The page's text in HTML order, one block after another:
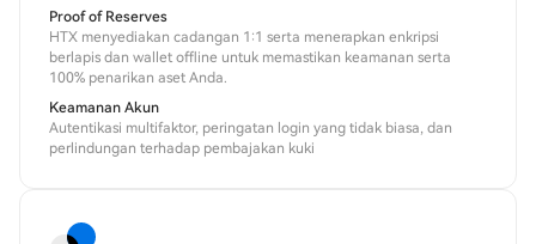
Proof of Reserves
HTX menyediakan cadangan 1:1 serta menerapkan enkripsi
berlapis dan wallet offline untuk memastikan keamanan serta
100% penarikan aset Anda.
Keamanan Akun
Autentikasi multifaktor, peringatan login yang tidak biasa, dan
perlindungan terhadap pembajakan kuki